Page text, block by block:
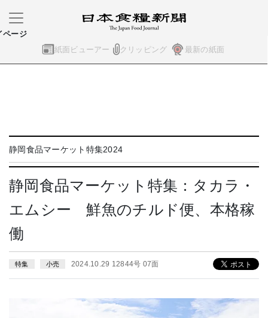
紙面ビューアー クリッピング 最新の紙面
ページ
静岡食品マーケット特集2024
静岡食品マーケット特集：タカラ・
エムシー 鮮魚のチルド便、本格稼
働
特集 小売 2024.10.29 12844号 07面